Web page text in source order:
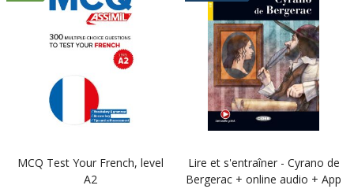
MCQ Test Your French, level
A2
Lire et s'entraîner - Cyrano de
Bergerac + online audio + App